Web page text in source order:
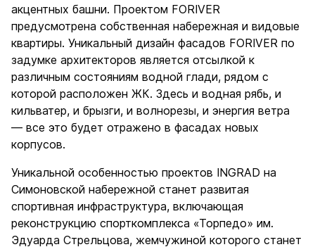
акцентных башни. Проектом FORIVER
предусмотрена собственная набережная и видовые
квартиры. Уникальный дизайн фасадов FORIVER по
задумке архитекторов является отсылкой к
различным состояниям водной глади, рядом с
которой расположен ЖК. Здесь и водная рябь, и
кильватер, и брызги, и волнорезы, и энергия ветра
— все это будет отражено в фасадах новых
корпусов.
Уникальной особенностью проектов INGRAD на
Симоновской набережной станет развитая
спортивная инфраструктура, включающая
реконструкцию спорткомплекса «Торпедо» им.
Эдуарда Стрельцова, жемчужиной которого станет